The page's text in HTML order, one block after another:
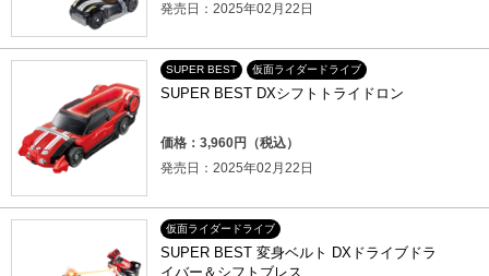
発売日：2025年02月22日
SUPER BEST 仮面ライダードライブ
SUPER BEST DXシフトトライドロン
価格：3,960円（税込）
発売日：2025年02月22日
仮面ライダードライブ
SUPER BEST 変身ベルト DXドライブドラ
イバー＆シフトブレス